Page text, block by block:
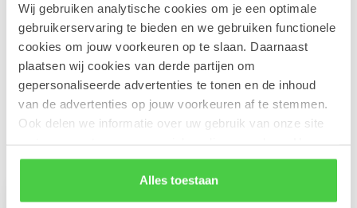
Wij gebruiken analytische cookies om je een optimale
gebruikerservaring te bieden en we gebruiken functionele
cookies om jouw voorkeuren op te slaan. Daarnaast
plaatsen wij cookies van derde partijen om
gepersonaliseerde advertenties te tonen en de inhoud
van de advertenties op jouw voorkeuren af te stemmen.
Ook delen we informatie over uw gebruik van onze site
rekening mee dat als je bepaalde cookies blokkeert, het
de correcte werking van de website kan verstoren.
Alles toestaan
Wenskaart 'Special delivery'
(7x7cm)
Op voorraad